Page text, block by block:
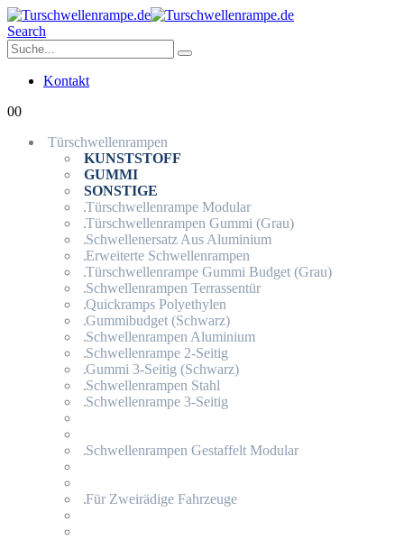
Search
Kontakt
00
Türschwellenrampen
KUNSTSTOFF
GUMMI
SONSTIGE
Türschwellenrampe Modular
Türschwellenrampen Gummi (Grau)
Schwellenersatz Aus Aluminium
Erweiterte Schwellenrampen
Türschwellenrampe Gummi Budget (Grau)
Schwellenrampen Terrassentür
Quickramps Polyethylen
Gummibudget (Schwarz)
Schwellenrampen Aluminium
Schwellenrampe 2-Seitig
Gummi 3-Seitig (Schwarz)
Schwellenrampen Stahl
Schwellenrampe 3-Seitig
Schwellenrampen Gestaffelt Modular
Für Zweirädige Fahrzeuge